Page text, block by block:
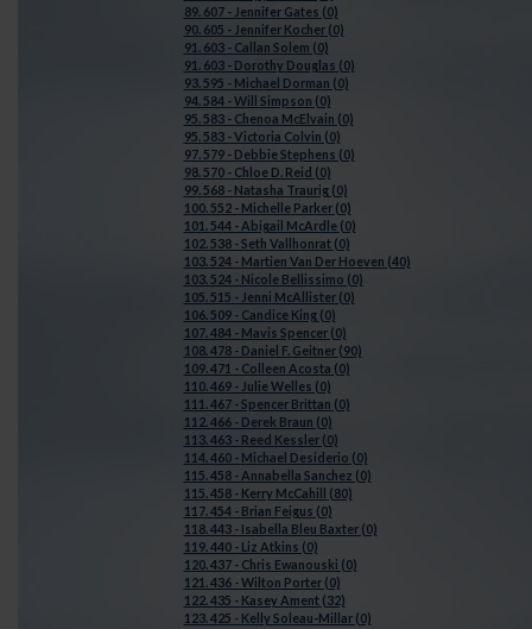
89. 607 - Jennifer Gates (0)
90. 605 - Jennifer Kocher (0)
91. 603 - Callan Solem (0)
91. 603 - Dorothy Douglas (0)
93. 595 - Michael Dorman (0)
94. 584 - Will Simpson (0)
95. 583 - Chenoa McElvain (0)
95. 583 - Victoria Colvin (0)
97. 579 - Debbie Stephens (0)
98. 570 - Chloe D. Reid (0)
99. 568 - Natasha Traurig (0)
100. 552 - Michelle Parker (0)
101. 544 - Abigail McArdle (0)
102. 538 - Seth Vallhonrat (0)
103. 524 - Martien Van Der Hoeven (40)
103. 524 - Nicole Bellissimo (0)
105. 515 - Jenni McAllister (0)
106. 509 - Candice King (0)
107. 484 - Mavis Spencer (0)
108. 478 - Daniel F. Geitner (90)
109. 471 - Colleen Acosta (0)
110. 469 - Julie Welles (0)
111. 467 - Spencer Brittan (0)
112. 466 - Derek Braun (0)
113. 463 - Reed Kessler (0)
114. 460 - Michael Desiderio (0)
115. 458 - Annabella Sanchez (0)
115. 458 - Kerry McCahill (80)
117. 454 - Brian Feigus (0)
118. 443 - Isabella Bleu Baxter (0)
119. 440 - Liz Atkins (0)
120. 437 - Chris Ewanouski (0)
121. 436 - Wilton Porter (0)
122. 435 - Kasey Ament (32)
123. 425 - Kelly Soleau-Millar (0)